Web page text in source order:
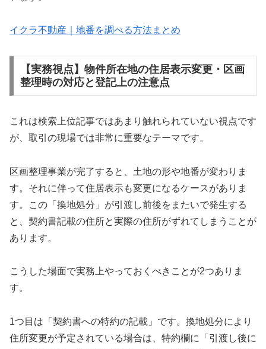
イクラ不動産｜地番を調べる方法まとめ
【実務視点】物件所在地の住居表示変更・区画
整理時の対応と登記上の注意点
これは検索上位記事ではあまり触れられていない視点です
が、取引の現場では非常に重要なテーマです。
区画整理事業が完了すると、土地の形や地番が変わりま
す。それに伴って住居表示も変更になるケースがありま
す。この「換地処分」が引渡し前後をまたいで発生する
と、契約書記載の住所と実際の住所がずれてしまうことが
あります。
こうした場面で実務上やっておくべきことが2つありま
す。
1つ目は「契約書への特約の記載」です。換地処分により
住所変更が予定されている場合は、特約欄に「引渡し後に